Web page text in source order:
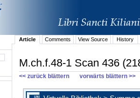
Article Comments View Source History
M.ch.f.48-1 Scan 436
<< zurück blättern vorwärts blättern >>